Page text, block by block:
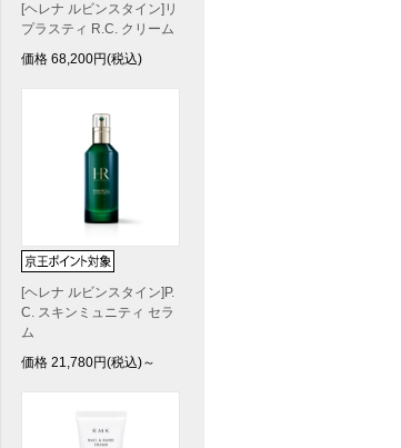
[ヘレナ ルビンスタイン]リ
プラスティ R.C. クリーム
価格 68,200円(税込)
[ヘレナ ルビンスタイン]P.
C. スキンミュニティ セラ
ム
価格 21,780円(税込)～